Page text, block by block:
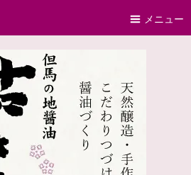
メニュー